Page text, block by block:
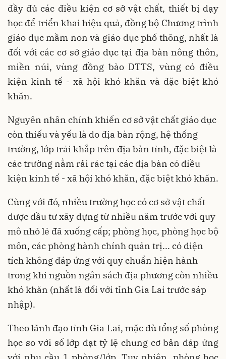
đầy đủ các điều kiện cơ sở vật chất, thiết bị dạy
học để triển khai hiệu quả, đồng bộ Chương trình
giáo dục mầm non và giáo dục phổ thông, nhất là
đối với các cơ sở giáo dục tại địa bàn nông thôn,
miền núi, vùng đồng bào DTTS, vùng có điều
kiện kinh tế - xã hội khó khăn và đặc biệt khó
khăn.
Nguyên nhân chính khiến cơ sở vật chất giáo dục
còn thiếu và yếu là do địa bàn rộng, hệ thống
trường, lớp trải khắp trên địa bàn tỉnh, đặc biệt là
các trường nằm rải rác tại các địa bàn có điều
kiện kinh tế - xã hội khó khăn, đặc biệt khó khăn.
Cùng với đó, nhiều trường học có cơ sở vật chất
được đầu tư xây dựng từ nhiều năm trước với quy
mô nhỏ lẻ đã xuống cấp; phòng học, phòng học bộ
môn, các phòng hành chính quản trị... có diện
tích không đáp ứng với quy chuẩn hiện hành
trong khi nguồn ngân sách địa phương còn nhiều
khó khăn (nhất là đối với tỉnh Gia Lai trước sáp
nhập).
Theo lãnh đạo tỉnh Gia Lai, mặc dù tổng số phòng
học so với số lớp đạt tỷ lệ chung cơ bản đáp ứng